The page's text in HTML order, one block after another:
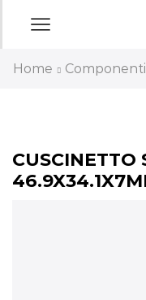
Home Componenti
CUSCINETTO